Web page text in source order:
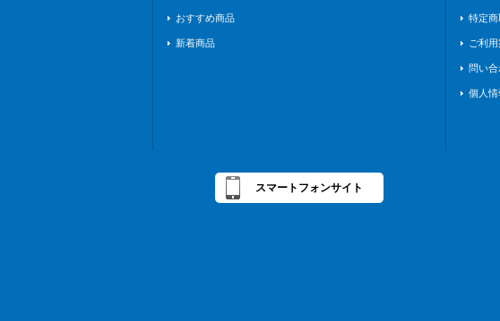
おすすめ商品
新着商品
特定
ご利
問い合
個人
スマートフォンサイト